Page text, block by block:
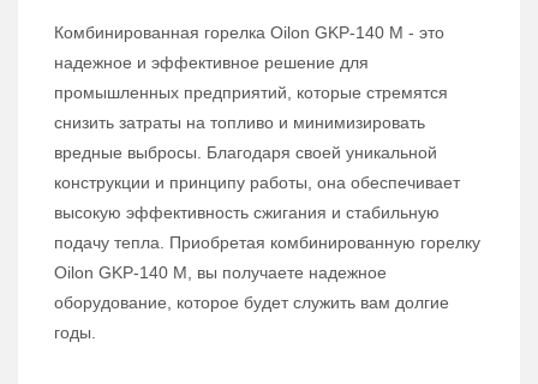
Комбинированная горелка Oilon GKP-140 M - это
надежное и эффективное решение для
промышленных предприятий, которые стремятся
снизить затраты на топливо и минимизировать
вредные выбросы. Благодаря своей уникальной
конструкции и принципу работы, она обеспечивает
высокую эффективность сжигания и стабильную
подачу тепла. Приобретая комбинированную горелку
Oilon GKP-140 M, вы получаете надежное
оборудование, которое будет служить вам долгие
годы.